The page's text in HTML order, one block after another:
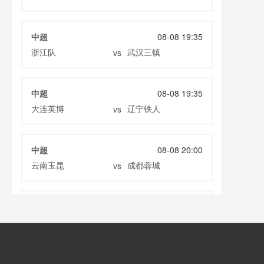
中超
08-08 19:35
浙江队
vs 武汉三镇
中超
08-08 19:35
大连英博
vs 辽宁铁人
中超
08-08 20:00
云南玉昆
vs 成都蓉城
定南赣联
vs 大连鲲城